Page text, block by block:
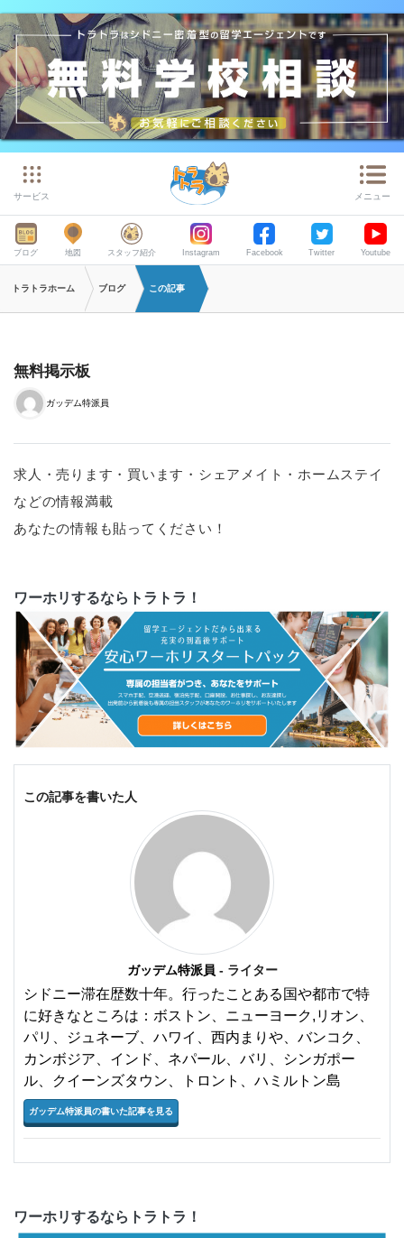
サービス メニュー
ブログ 地図 スタッフ紹介 Instagram Facebook Twitter Youtube
トラトラホーム ブログ この記事
無料掲示板
ガッデム特派員
求人・売ります・買います・シェアメイト・ホームステイ
などの情報満載
あなたの情報も貼ってください！
ワーホリするならトラトラ！
この記事を書いた人
ガッデム特派員 - ライター
シドニー滞在歴数十年。行ったことある国や都市で特
に好きなところは：ボストン、ニューヨーク,リオン、
パリ、ジュネーブ、ハワイ、西内まりや、バンコク、
カンボジア、インド、ネパール、バリ、シンガポー
ル、クイーンズタウン、トロント、ハミルトン島
ガッデム特派員の書いた記事を見る
ワーホリするならトラトラ！